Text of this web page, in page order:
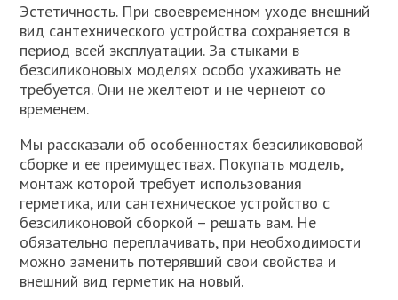
Эстетичность. При своевременном уходе внешний
вид сантехнического устройства сохраняется в
период всей эксплуатации. За стыками в
безсиликоновых моделях особо ухаживать не
требуется. Они не желтеют и не чернеют со
временем.
Мы рассказали об особенностях безсиликововой
сборке и ее преимуществах. Покупать модель,
монтаж которой требует использования
герметика, или сантехническое устройство с
безсиликоновой сборкой – решать вам. Не
обязательно переплачивать, при необходимости
можно заменить потерявший свои свойства и
внешний вид герметик на новый.